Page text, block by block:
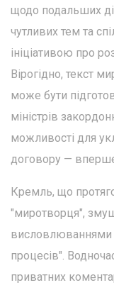
щодо подальших
чутливих тем та
ініціативою про
Вірогідно, текст
може бути
міністрів
можливості для
договору —
Кремль, що
"миротворця",
висловлюваннями
процесів".
приватних